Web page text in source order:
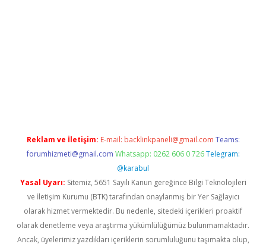
Reklam ve İletişim: E-mail: backlinkpaneli@gmail.com Teams:
forumhizmeti@gmail.com Whatsapp: 0262 606 0 726 Telegram:
@karabul
Yasal Uyarı: Sitemiz, 5651 Sayılı Kanun gereğince Bilgi Teknolojileri
ve İletişim Kurumu (BTK) tarafından onaylanmış bir Yer Sağlayıcı
olarak hizmet vermektedir. Bu nedenle, sitedeki içerikleri proaktif
olarak denetleme veya araştırma yükümlülüğümüz bulunmamaktadır.
Ancak, üyelerimiz yazdıkları içeriklerin sorumluluğunu taşımakta olup,